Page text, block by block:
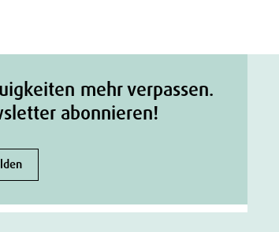
mehr verpassen.
abonnieren!